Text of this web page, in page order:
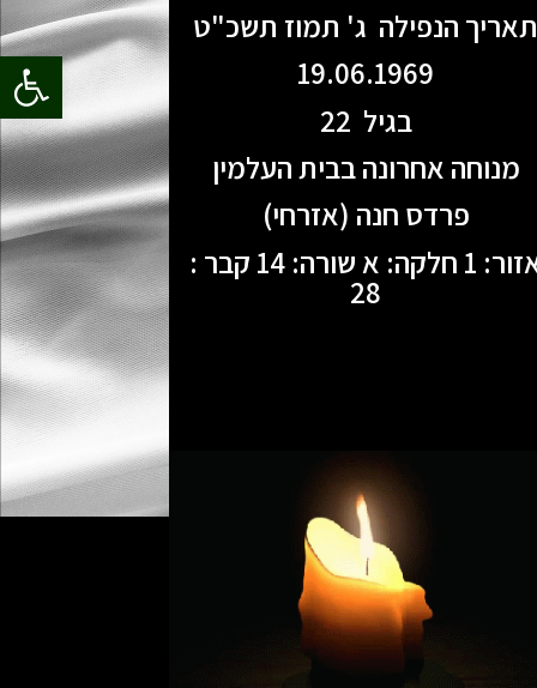
פתח
תאריך הנפילה ג' תמוז תשכ"ט
19.06.1969
בגיל 22
מנוחה אחרונה בבית העלמין
פרדס חנה (אזרחי)
אזור: 1 חלקה: א שורה: 14 קבר :
28